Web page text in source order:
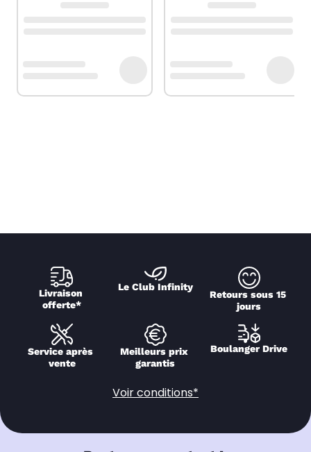
Livraison
offerte*
Le Club Infinity
Retours sous 15
jours
Service après
vente
Meilleurs prix
garantis
Boulanger Drive
Voir conditions*